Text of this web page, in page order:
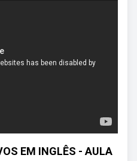
EM INGLÊS - AULA